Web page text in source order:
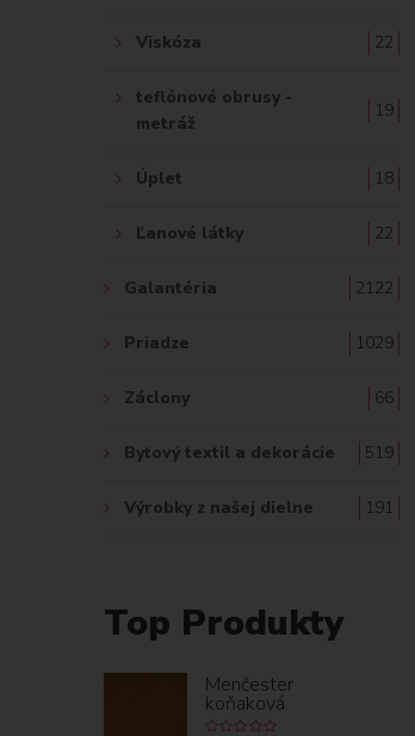
Mušelín / dvojitá gázovina -
tmavoružová
Viskóza 22
teflónové obrusy -
metráž
19
Úplet 18
Ľanové látky 22
Galantéria 2122
Priadze 1029
Záclony 66
Bytový textil a dekorácie 519
Výrobky z našej dielne 191
Top Produkty
Menčester
koňaková